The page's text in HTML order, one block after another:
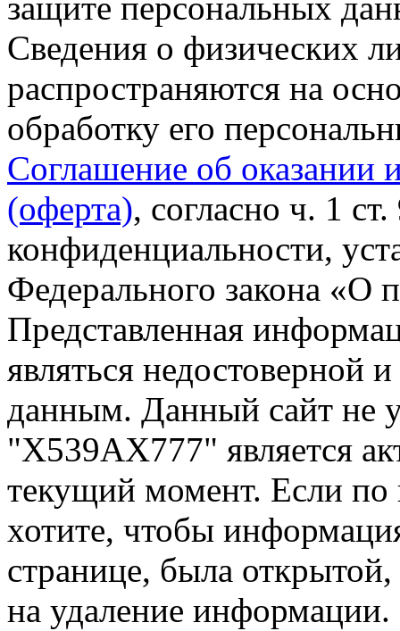
защите персональных
Сведения о физических
распространяются на
обработку его
Соглашение об оказании
(оферта), согласно ч. 1
конфиденциальности,
Федерального закона «О
Представленная
являться недостоверной
данным. Данный сайт не
"Х539АХ777" является
текущий момент. Если
хотите, чтобы
странице, была открытой,
на удаление информации.